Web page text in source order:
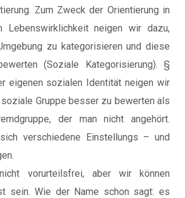
Zum Zweck der Orientierung in
Lebenswirklichkeit neigen wir dazu,
zu kategorisieren und diese
(Soziale Kategorisierung). §
eigenen sozialen Identität neigen wir
Gruppe besser zu bewerten als
der man nicht angehört.
verschiedene Einstellungs – und
vorurteilsfrei, aber wir können
sein. Wie der Name schon sagt: es